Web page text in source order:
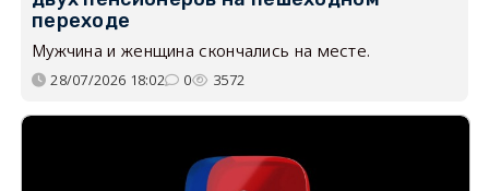
переходе
Мужчина и женщина скончались на месте.
28/07/2026 18:02 0 3572